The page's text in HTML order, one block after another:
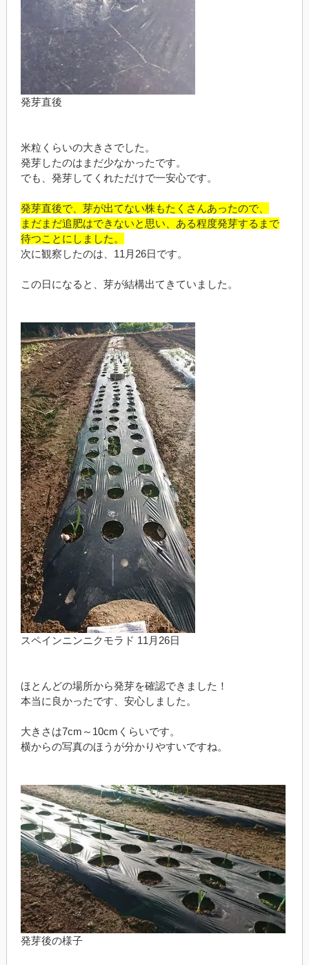
発芽直後
米粒くらいの大きさでした。
発芽したのはまだ少なかったです。
でも、発芽してくれただけで一安心です。
発芽直後で、芽が出てない株もたくさんあったので、
まだまだ追肥はできないと思い、ある程度発芽するまで
待つことにしました。
次に観察したのは、11月26日です。
この日になると、芽が結構出てきていました。
スペインニンニクモラド 11月26日
ほとんどの場所から発芽を確認できました！
本当に良かったです、安心しました。
大きさは7cm～10cmくらいです。
横からの写真のほうが分かりやすいですね。
発芽後の様子